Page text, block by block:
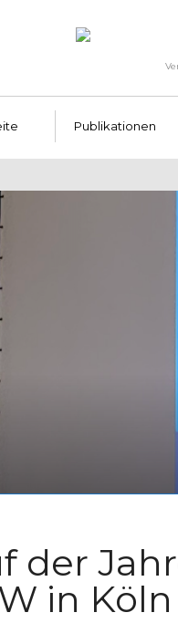
Publikationen
der
in Köln